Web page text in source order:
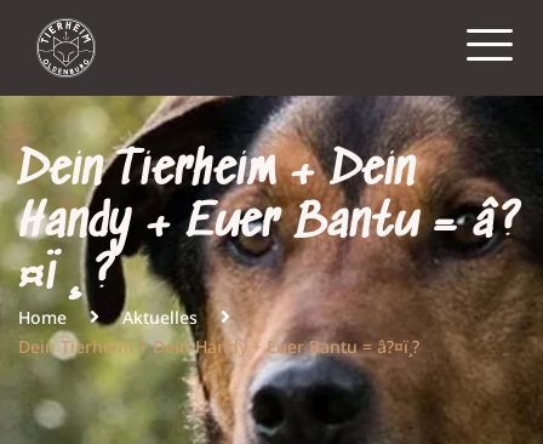
Dein Tierheim + Dein
Handy + Euer Bantu = â?
¤ï¸?
Home
Aktuelles
Dein Tierheim + Dein Handy + Euer Bantu = â?¤ï¸?